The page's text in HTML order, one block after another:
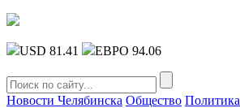
USD 81.41 ЕВРО 94.06
Новости Челябинска Общество Политика